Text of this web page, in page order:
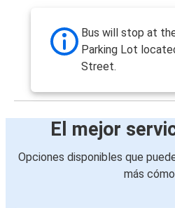
Bus will stop at
Parking Lot
Street.
El mejor
Opciones disponibles que
más